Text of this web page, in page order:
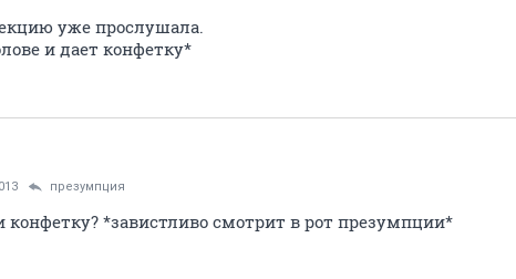
уже прослушала.
и дает конфетку*
презумпция
конфетку? *завистливо смотрит в рот презумпции*